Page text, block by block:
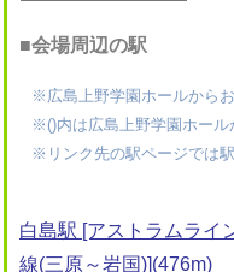
■会場周辺の駅
※広島上野学園ホールから
※()内は広島上野学園ホール
※リンク先の駅ページでは
白島駅 [アストラムライ
線(三原～岩国)](476m)